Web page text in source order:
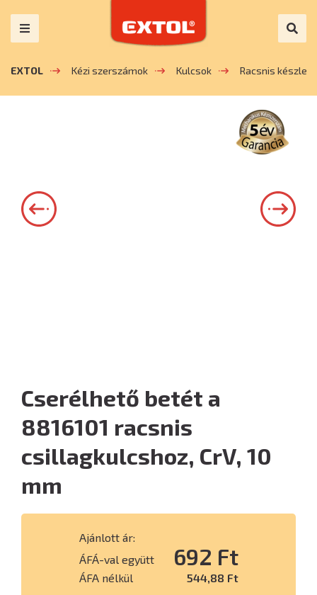
EXTOL Kézi szerszámok Kulcsok Racsnis
Cserélhető betét a
8816101 racsnis
csillagkulcshoz, CrV, 10
mm
Ajánlott ár:
ÁFÁ-val együtt
692 Ft
ÁFA nélkül 544,88 Ft